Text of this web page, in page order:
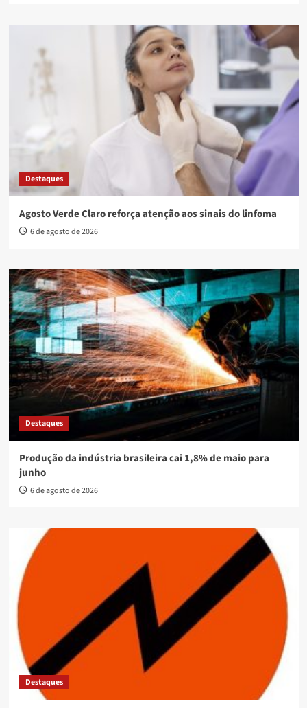
Destaques
Agosto Verde Claro reforça atenção aos sinais do linfoma
6 de agosto de 2026
Destaques
Produção da indústria brasileira cai 1,8% de maio para
junho
6 de agosto de 2026
Destaques